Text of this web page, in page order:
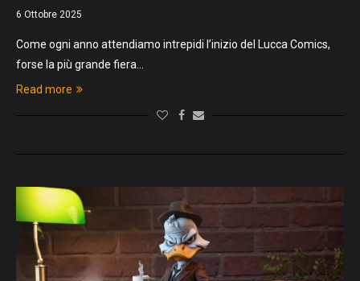
6 Ottobre 2025
Come ogni anno attendiamo intrepidi l’inizio del Lucca Comics,
forse la più grande fiera…
Read more